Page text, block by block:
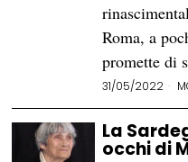
Roma, a
promette di
31/05/2022
La
occhi di